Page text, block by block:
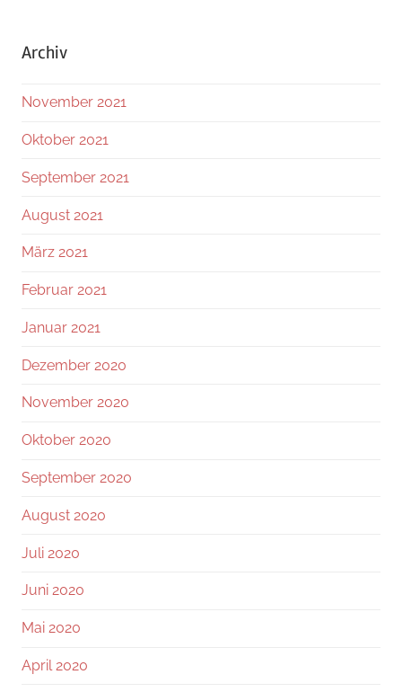
Archiv
November 2021
Oktober 2021
September 2021
August 2021
März 2021
Februar 2021
Januar 2021
Dezember 2020
November 2020
Oktober 2020
September 2020
August 2020
Juli 2020
Juni 2020
Mai 2020
April 2020